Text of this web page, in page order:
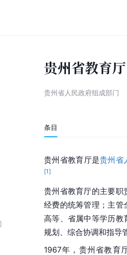
贵州省教育厅
贵州省人民政府组成部门
条目
贵州省教育厅是贵州省
[1]
贵州省教育厅的主要职
经费的统筹管理；主管
高等、省属中等学历教
规划、综合协调和指导
1967年， 贵州省教育